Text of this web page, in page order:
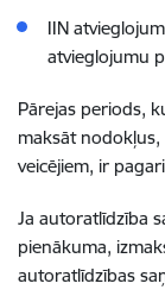
IIN
atvieglojumu
Pārejas periods,
maksāt
veicējiem, ir
Ja autoratlīdzība
pienākuma,
autoratlīdzības